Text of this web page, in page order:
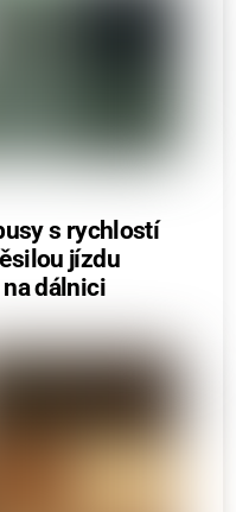
s rychlostí
jízdu
dálnici